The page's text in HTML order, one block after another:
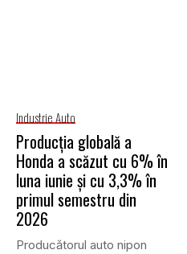
Industrie Auto
Producția globală a
Honda a scăzut cu 6% în
luna iunie și cu 3,3% în
primul semestru din
2026
Producătorul auto nipon